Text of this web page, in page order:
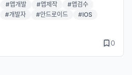
약하기 1. 프리모아 홈페이지 내 예
오톡 플러스친구를 통해서 예약가능
확인 3. 이용 당일 신분증 지참 후 방
문 후 신분증 제시 2. 비치된 디바이
#앱개발 #앱제작 #앱검수
#개발자 #안드로이드 #IOS
0